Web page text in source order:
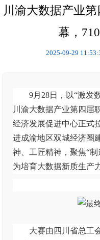
川渝大数据产业
幕，
2025-09-29
9月28日，以“激发
川渝大数据产业第四届
经济发展促进中心正式
进成渝地区双城经济圈
神、工匠精神，聚焦“
为培育大数据新质生产
大赛由四川省总工